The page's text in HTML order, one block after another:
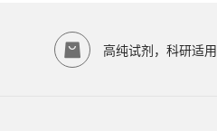
ECOTOP SCIENTIFIC
高纯试剂，科研适用